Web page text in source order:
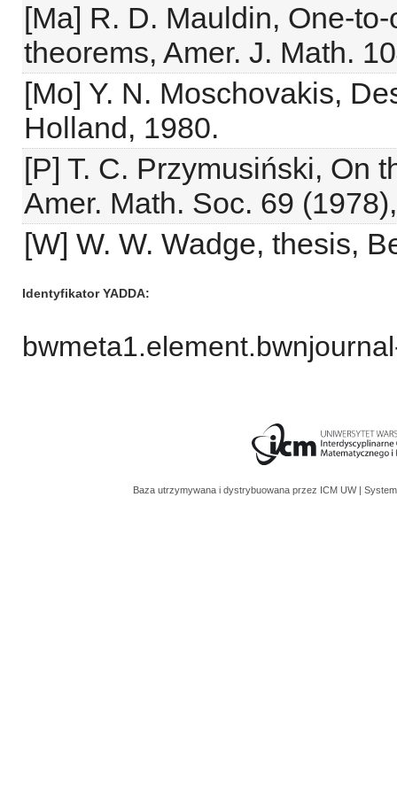
[Ma] R. D. Mauldin, One-
theorems, Amer. J. Math.
[Mo] Y. N. Moschovakis,
Holland, 1980.
[P] T. C. Przymusiński, On
Amer. Math. Soc. 69
[W] W. W. Wadge, thesis,
Identyfikator YADDA
Baza utrzymywana i dystrybuowana przez ICM UW |